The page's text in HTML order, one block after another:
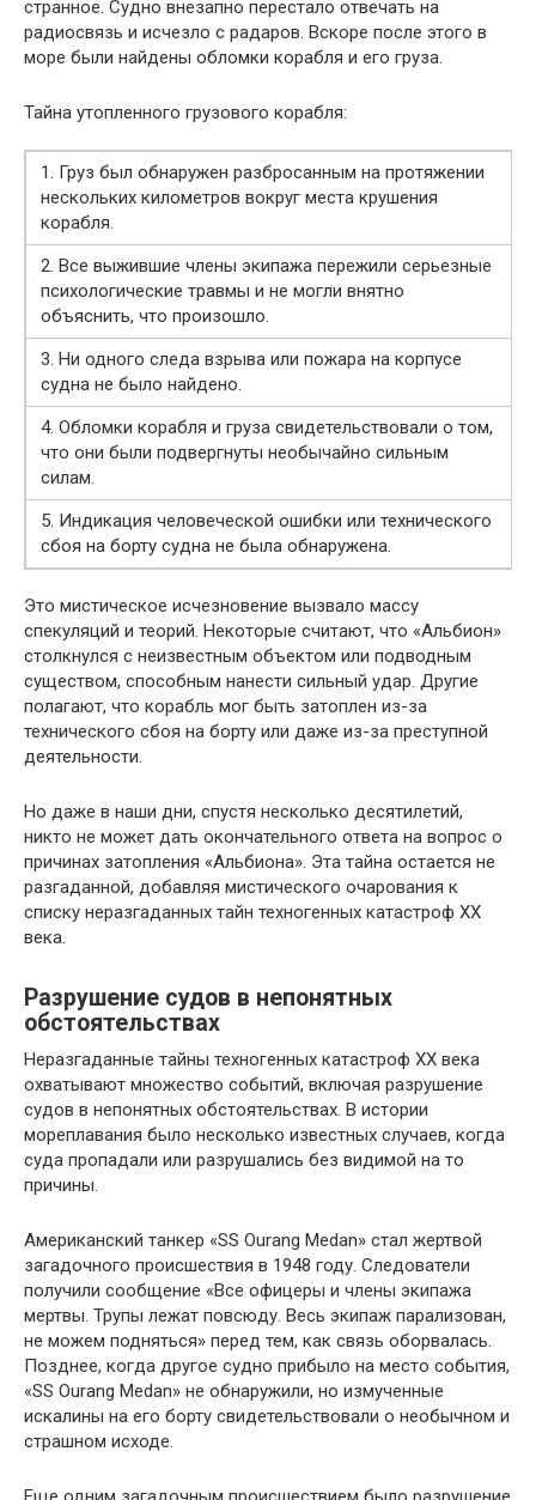
странное. Судно внезапно перестало отвечать на
радиосвязь и исчезло с радаров. Вскоре после этого в
море были найдены обломки корабля и его груза.
Тайна утопленного грузового корабля:
1. Груз был обнаружен разбросанным на протяжении
нескольких километров вокруг места крушения
корабля.
2. Все выжившие члены экипажа пережили серьезные
психологические травмы и не могли внятно
объяснить, что произошло.
3. Ни одного следа взрыва или пожара на корпусе
судна не было найдено.
4. Обломки корабля и груза свидетельствовали о том,
что они были подвергнуты необычайно сильным
силам.
5. Индикация человеческой ошибки или технического
сбоя на борту судна не была обнаружена.
Это мистическое исчезновение вызвало массу
спекуляций и теорий. Некоторые считают, что «Альбион»
столкнулся с неизвестным объектом или подводным
существом, способным нанести сильный удар. Другие
полагают, что корабль мог быть затоплен из-за
технического сбоя на борту или даже из-за преступной
деятельности.
Но даже в наши дни, спустя несколько десятилетий,
никто не может дать окончательного ответа на вопрос о
причинах затопления «Альбиона». Эта тайна остается не
разгаданной, добавляя мистического очарования к
списку неразгаданных тайн техногенных катастроф XX
века.
Разрушение судов в непонятных
обстоятельствах
Неразгаданные тайны техногенных катастроф XX века
охватывают множество событий, включая разрушение
судов в непонятных обстоятельствах. В истории
мореплавания было несколько известных случаев, когда
суда пропадали или разрушались без видимой на то
причины.
Американский танкер «SS Ourang Medan» стал жертвой
загадочного происшествия в 1948 году. Следователи
получили сообщение «Все офицеры и члены экипажа
мертвы. Трупы лежат повсюду. Весь экипаж парализован,
не можем подняться» перед тем, как связь оборвалась.
Позднее, когда другое судно прибыло на место события,
«SS Ourang Medan» не обнаружили, но измученные
искалины на его борту свидетельствовали о необычном и
страшном исходе.